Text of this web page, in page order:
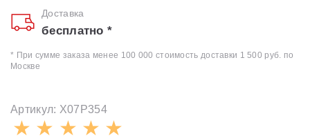
Доставка
бесплатно *
* При сумме заказа менее 100 000 стоимость доставки 1 500 руб. по
Москве
Артикул: X07P354